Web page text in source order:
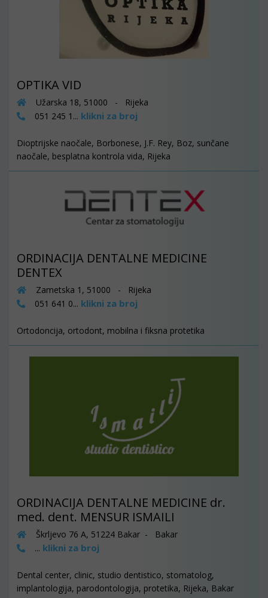
OPTIKA VID
Užarska 18, 51000 - Rijeka
051 245 1... klikni za broj
Dioptrijske naočale, Borbonese, J.F. Rey, Boz, sunčane
naočale, besplatna kontrola vida, Rijeka
ORDINACIJA DENTALNE MEDICINE
DENTEX
Zametska 1, 51000 - Rijeka
051 641 0... klikni za broj
Ortodoncija, ortodont, mobilna i fiksna protetika
ORDINACIJA DENTALNE MEDICINE dr.
med. dent. MENSUR ISMAILI
Škrljevo 76 A, 51224 Bakar - Bakar
... klikni za broj
Dental center, clinic, studio dentistico, stomatolog,
implantologija, parodontologija, protetika, Rijeka, Bakar